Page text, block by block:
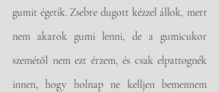
gumit égetik. Zsebre dugott kézzel állok, mert
nem akarok gumi lenni, de a gumicukor
szemétől nem ezt érzem, és csak elpattognék
innen, hogy holnap ne kelljen bemennem